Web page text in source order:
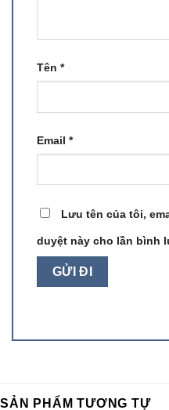
Tên *
Email *
Lưu tên của tôi,
duyệt này cho lần bình
SẢN PHẨM TƯƠNG TỰ